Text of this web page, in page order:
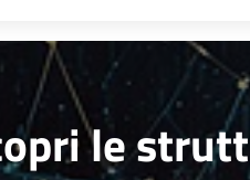
le